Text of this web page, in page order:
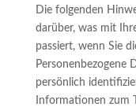
Die folgenden
darüber, was mit
passiert, wenn Sie
Personenbezogene
persönlich
Informationen zum